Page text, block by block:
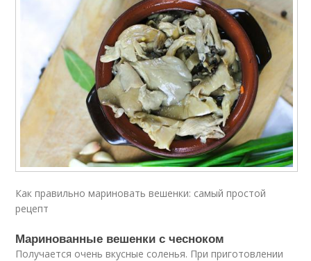
Как правильно мариновать вешенки: самый простой
рецепт
Маринованные вешенки с чесноком
Получается очень вкусные соленья. При приготовлении